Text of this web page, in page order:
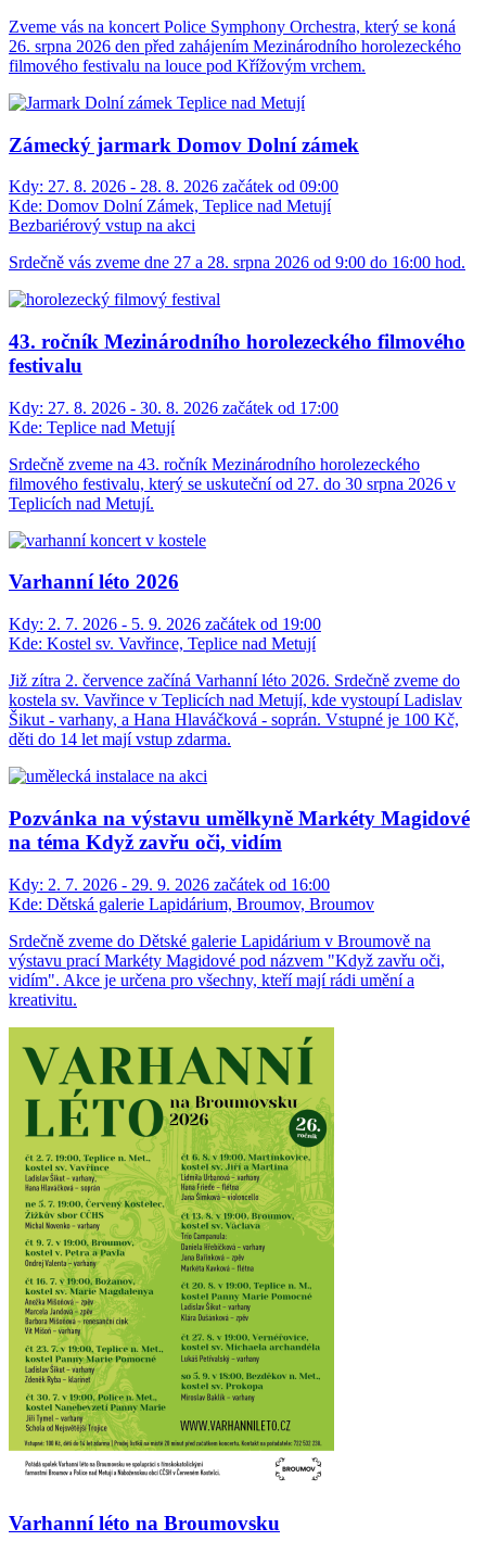
Zveme vás na koncert Police Symphony Orchestra, který se koná
26. srpna 2026 den před zahájením Mezinárodního horolezeckého
filmového festivalu na louce pod Křížovým vrchem.
Zámecký jarmark Domov Dolní zámek
Kdy: 27. 8. 2026 - 28. 8. 2026 začátek od 09:00
Kde: Domov Dolní Zámek, Teplice nad Metují
Bezbariérový vstup na akci
Srdečně vás zveme dne 27 a 28. srpna 2026 od 9:00 do 16:00 hod.
43. ročník Mezinárodního horolezeckého filmového
festivalu
Kdy: 27. 8. 2026 - 30. 8. 2026 začátek od 17:00
Kde: Teplice nad Metují
Srdečně zveme na 43. ročník Mezinárodního horolezeckého
filmového festivalu, který se uskuteční od 27. do 30 srpna 2026 v
Teplicích nad Metují.
Varhanní léto 2026
Kdy: 2. 7. 2026 - 5. 9. 2026 začátek od 19:00
Kde: Kostel sv. Vavřince, Teplice nad Metují
Již zítra 2. července začíná Varhanní léto 2026. Srdečně zveme do
kostela sv. Vavřince v Teplicích nad Metují, kde vystoupí Ladislav
Šikut - varhany, a Hana Hlaváčková - soprán. Vstupné je 100 Kč,
děti do 14 let mají vstup zdarma.
Pozvánka na výstavu umělkyně Markéty Magidové
na téma Když zavřu oči, vidím
Kdy: 2. 7. 2026 - 29. 9. 2026 začátek od 16:00
Kde: Dětská galerie Lapidárium, Broumov, Broumov
Srdečně zveme do Dětské galerie Lapidárium v Broumově na
výstavu prací Markéty Magidové pod názvem "Když zavřu oči,
vidím". Akce je určena pro všechny, kteří mají rádi umění a
kreativitu.
Varhanní léto na Broumovsku